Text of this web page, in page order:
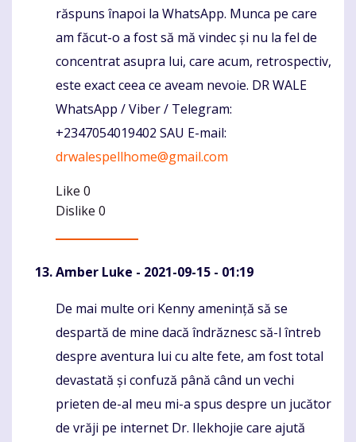
răspuns înapoi la WhatsApp. Munca pe care
am făcut-o a fost să mă vindec și nu la fel de
concentrat asupra lui, care acum, retrospectiv,
este exact ceea ce aveam nevoie. DR WALE
WhatsApp / Viber / Telegram:
+2347054019402 SAU E-mail:
drwalespellhome@gmail.com
Like 0
Dislike 0
Amber Luke - 2021-09-15 - 01:19
Komentaras
De mai multe ori Kenny amenință să se
despartă de mine dacă îndrăznesc să-l întreb
despre aventura lui cu alte fete, am fost total
devastată și confuză până când un vechi
prieten de-al meu mi-a spus despre un jucător
de vrăji pe internet Dr. Ilekhojie care ajută